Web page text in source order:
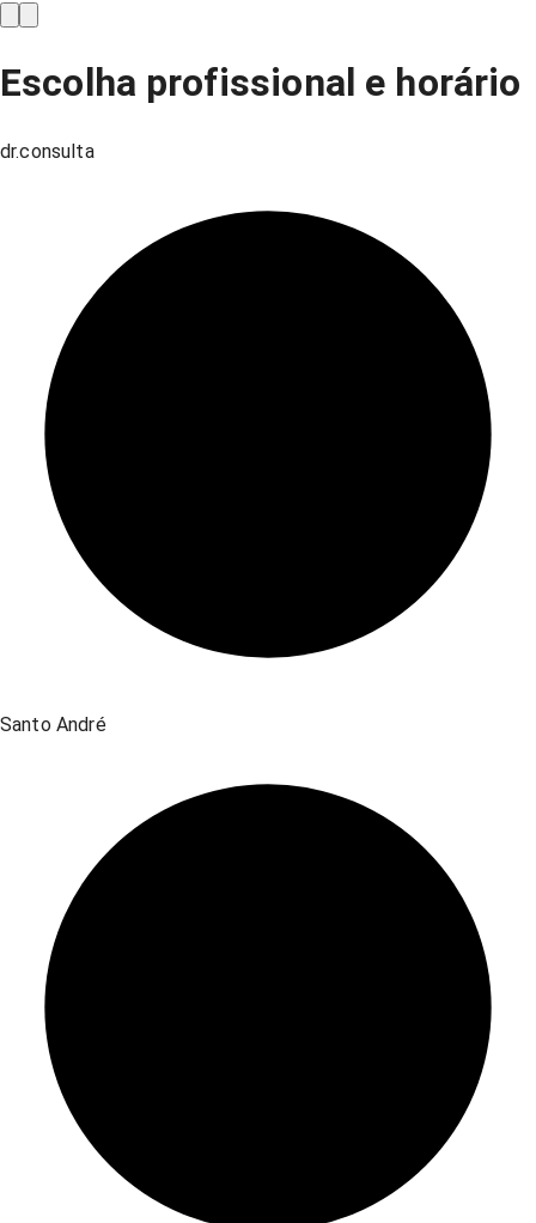
Escolha profissional e horário
dr.consulta
Santo André